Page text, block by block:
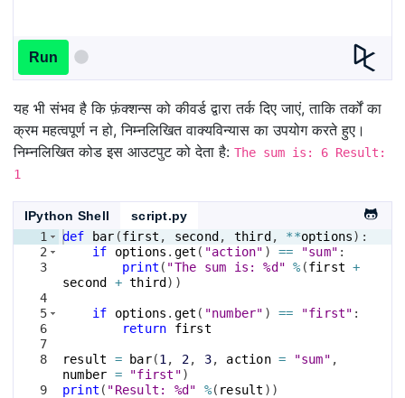
Run
यह भी संभव है कि फ़ंक्शन्स को कीवर्ड द्वारा तर्क दिए जाएं, ताकि तर्कों का
क्रम महत्वपूर्ण न हो, निम्नलिखित वाक्यविन्यास का उपयोग करते हुए।
निम्नलिखित कोड इस आउटपुट को देता है: The sum is: 6 Result:
1
IPython Shell
script.py
1
2
3
4
5
6
7
8
9
def bar (first , second , third , **options) :
if
options . get ( "action" ) == "sum" :
print ( "The sum is: %d" % (first +
second
+ third ))
if options . get ( "number" ) == "first" :
return
first
result = bar(1 , 2, 3, action = "sum" ,
number = "first")
print ( "Result: %d" %( result ))